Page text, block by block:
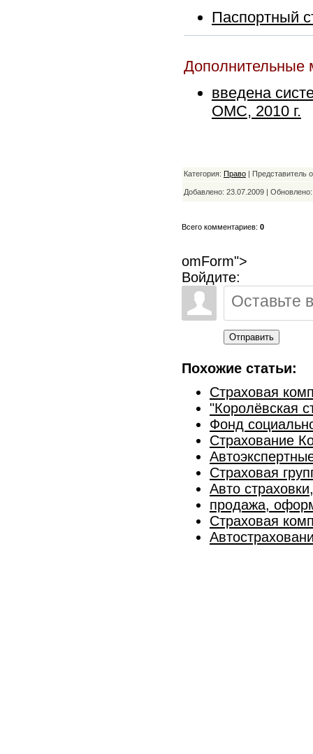
Паспортный
Дополнительные
введена
ОМС, 2010 г.
Категория: Право | Представитель
Добавлено: 23.07.2009 |
Всего комментариев: 0
omForm">
Войдите:
Отправить
Похожие статьи:
Страховая
"Королёвская
Фонд
Страхование
Страховая
Авто
продажа,
Страховая